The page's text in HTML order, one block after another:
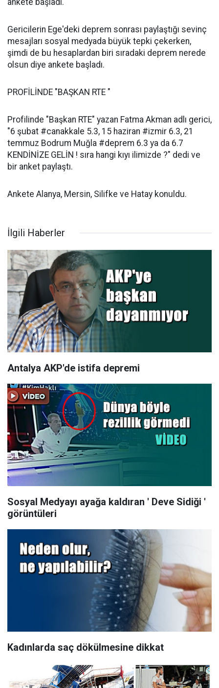
ankete başladı.
Gericilerin Ege'deki deprem sonrası paylaştığı sevinç
mesajları sosyal medyada büyük tepki çekerken,
şimdi de bu hesaplardan biri sıradaki deprem nerede
olsun diye ankete başladı.
PROFİLİNDE "BAŞKAN RTE "
Profilinde "Başkan RTE" yazan Fatma Akman adlı gerici,
"6 şubat #canakkale 5.3, 15 haziran #izmir 6.3, 21
temmuz Bodrum Muğla #deprem 6.3 ya da 6.7
KENDİNİZE GELİN ! sıra hangi kıyı ilimizde ?" dedi ve
bir anket paylaştı.
Ankete Alanya, Mersin, Silifke ve Hatay konuldu.
İlgili Haberler
Antalya AKP'de istifa depremi
Sosyal Medyayı ayağa kaldıran ' Deve Sidiği '
görüntüleri
Kadınlarda saç dökülmesine dikkat